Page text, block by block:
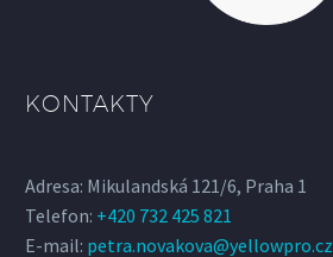
KONTAKTY
Adresa: Mikulandská 121/6, Praha 1
Telefon: +420 732 425 821
E-mail: petra.novakova@yellowpro.cz